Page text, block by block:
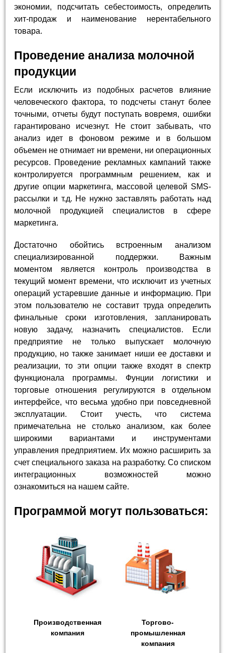
экономии, подсчитать себестоимость, определить
хит-продаж и наименование нерентабельного
товара.
Проведение анализа молочной
продукции
Если исключить из подобных расчетов влияние
человеческого фактора, то подсчеты станут более
точными, отчеты будут поступать вовремя, ошибки
гарантировано исчезнут. Не стоит забывать, что
анализ идет в фоновом режиме и в большом
объемен не отнимает ни времени, ни операционных
ресурсов. Проведение рекламных кампаний также
контролируется программным решением, как и
другие опции маркетинга, массовой целевой SMS-
рассылки и т.д. Не нужно заставлять работать над
молочной продукцией специалистов в сфере
маркетинга.
Достаточно обойтись встроенным анализом
специализированной поддержки. Важным
моментом является контроль производства в
текущий момент времени, что исключит из учетных
операций устаревшие данные и информацию. При
этом пользователю не составит труда определить
финальные сроки изготовления, запланировать
новую задачу, назначить специалистов. Если
предприятие не только выпускает молочную
продукцию, но также занимает ниши ее доставки и
реализации, то эти опции также входят в спектр
функционала программы. Фунции логистики и
торговые отношения регулируются в отдельном
интерфейсе, что весьма удобно при повседневной
эксплуатации. Стоит учесть, что система
примечательна не столько анализом, как более
широкими вариантами и инструментами
управления предприятием. Их можно расширить за
счет специального заказа на разработку. Со списком
интеграционных возможностей можно
ознакомиться на нашем сайте.
Программой могут пользоваться:
Производственная
компания
Торгово-
промышленная
компания